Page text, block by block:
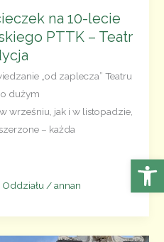
na 10-lecie
PTTK – Teatr
„od zaplecza” Teatru
dużym
wrześniu, jak i w listopadzie,
– każda
Oddziału /annan